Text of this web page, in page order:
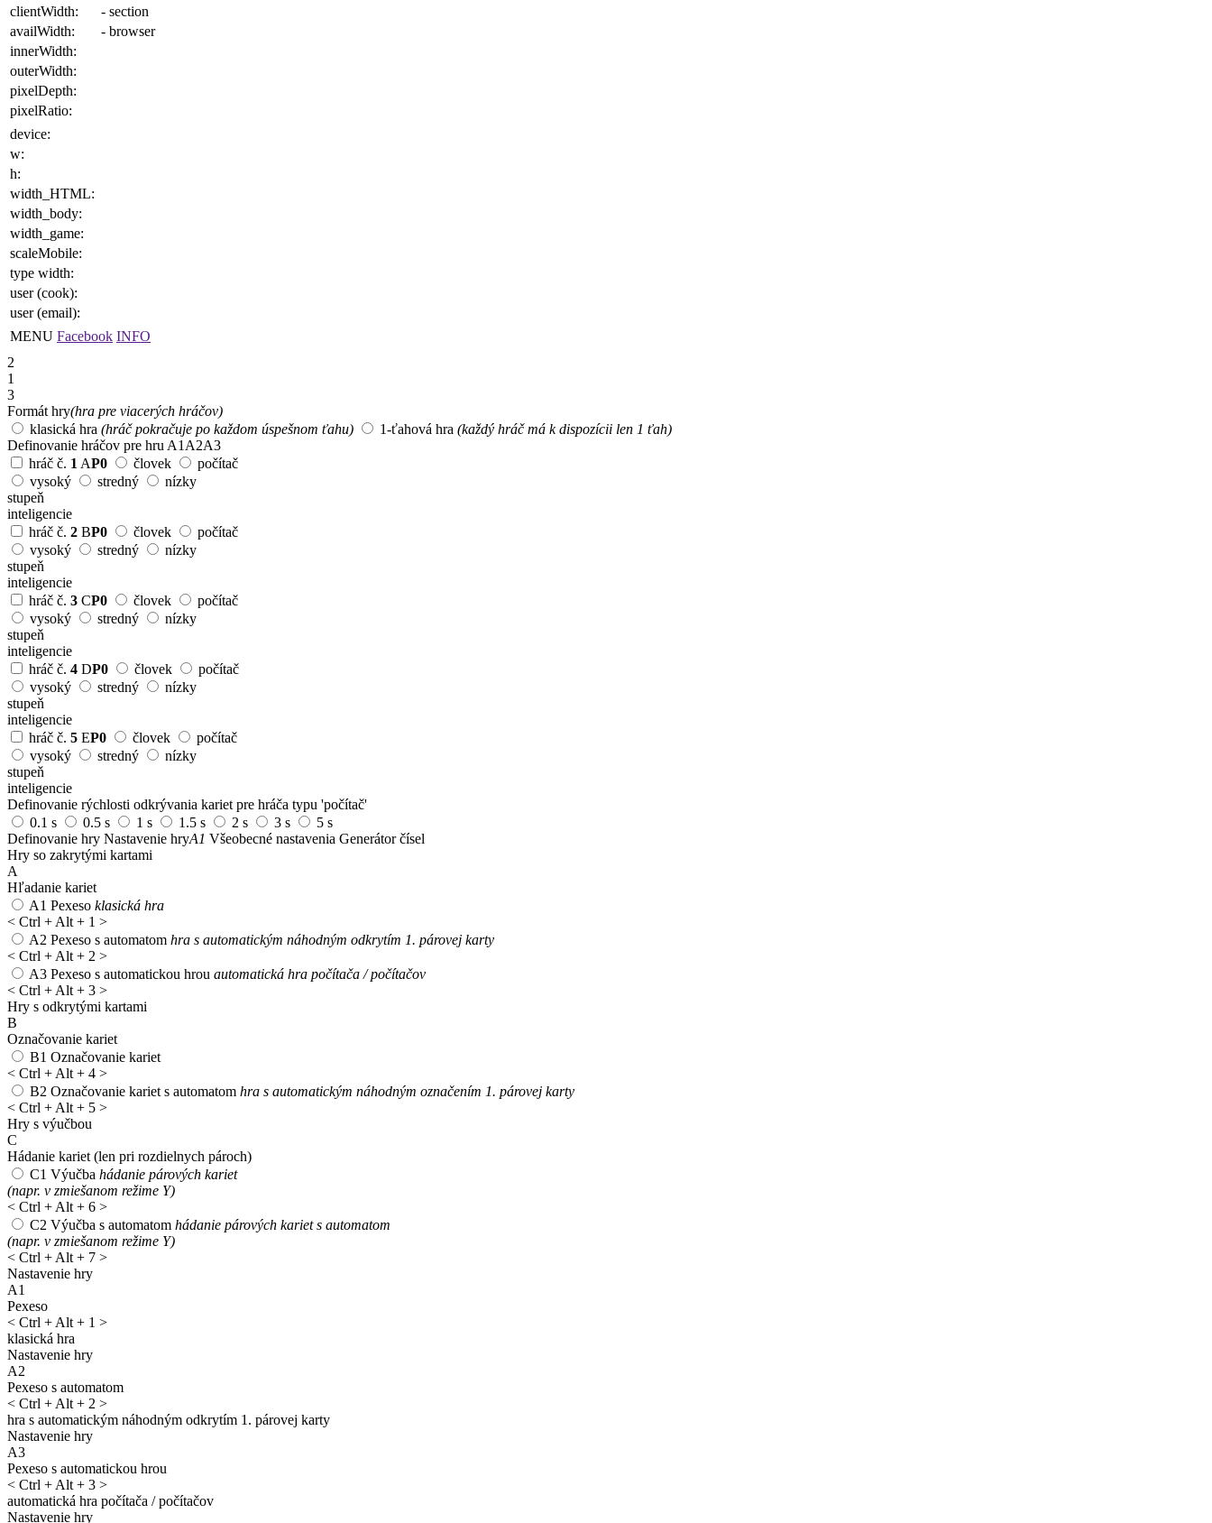
clientWidth:
- section
availWidth:
- browser
innerWidth:
outerWidth:
pixelDepth:
pixelRatio:
device:
w:
h:
width_HTML:
width_body:
width_game:
scaleMobile:
type width:
user (cook):
user (email):
MENU Facebook INFO
2
1
3
Formát hry(hra pre viacerých hráčov)
klasická hra (hráč pokračuje po každom úspešnom ťahu) 1-ťahová hra (každý hráč má k dispozícii len 1 ťah)
Definovanie hráčov pre hru A1 A2A3
hráč č. 1 AP0 človek
počítač
vysoký
stredný
nízky
stupeň
inteligencie
hráč č. 2 BP0 človek
počítač
vysoký
stredný
nízky
stupeň
inteligencie
hráč č. 3 CP0 človek
počítač
vysoký
stredný
nízky
stupeň
inteligencie
hráč č. 4 DP0 človek
počítač
vysoký
stredný
nízky
stupeň
inteligencie
hráč č. 5 EP0 človek
počítač
vysoký
stredný
nízky
stupeň
inteligencie
Definovanie rýchlosti odkrývania kariet pre hráča typu 'počítač'
0.1 s
0.5 s 1 s 1.5 s 2 s 3 s
5 s
Definovanie hry Nastavenie hryA1 Všeobecné nastavenia Generátor čísel
Hry so zakrytými kartami
A
Hľadanie kariet
A1 Pexeso klasická hra
< Ctrl + Alt + 1 >
A2 Pexeso s automatom hra s automatickým náhodným odkrytím 1. párovej karty
< Ctrl + Alt + 2 >
A3 Pexeso s automatickou hrou automatická hra počítača / počítačov
< Ctrl + Alt + 3 >
Hry s odkrytými kartami
B
Označovanie kariet
B1 Označovanie kariet
< Ctrl + Alt + 4 >
B2 Označovanie kariet s automatom hra s automatickým náhodným označením 1. párovej karty
< Ctrl + Alt + 5 >
Hry s výučbou
C
Hádanie kariet (len pri rozdielnych pároch)
C1 Výučba hádanie párových kariet
(napr. v zmiešanom režime Y)
< Ctrl + Alt + 6 >
C2 Výučba s automatom hádanie párových kariet s automatom
(napr. v zmiešanom režime Y)
< Ctrl + Alt + 7 >
Nastavenie hry
A1
Pexeso
< Ctrl + Alt + 1 >
klasická hra
Nastavenie hry
A2
Pexeso s automatom
< Ctrl + Alt + 2 >
hra s automatickým náhodným odkrytím 1. párovej karty
Nastavenie hry
A3
Pexeso s automatickou hrou
< Ctrl + Alt + 3 >
automatická hra počítača / počítačov
Nastavenie hry